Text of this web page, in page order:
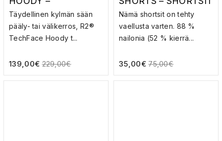
SOFTSHELL-
HUPPARI
Täydellinen kylmän sään
pääly- tai välikerros, R2®
TechFace Hoody t...
139,00€ 229,00€
Nämä shortsit on tehty
vaellusta varten. 88 %
nailonia (52 % kierrä...
35,00€ 75,00€